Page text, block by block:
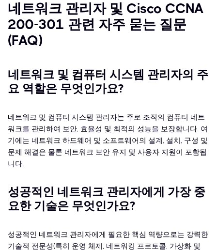
네트워크 관리자 및 Cisco CCNA
200-301 관련 자주 묻는 질문
(FAQ)
네트워크 및 컴퓨터 시스템 관리자의 주
요 역할은 무엇인가요?
네트워크 및 컴퓨터 시스템 관리자는 주로 조직의 컴퓨터 네트
워크를 관리하여 보안, 효율성 및 최적의 성능을 보장합니다. 여
기에는 네트워크 하드웨어 및 소프트웨어의 설계, 설치, 구성 및
문제 해결은 물론 네트워크 보안 유지 및 사용자 지원이 포함됩
니다.
성공적인 네트워크 관리자에게 가장 중
요한 기술은 무엇인가요?
성공적인 네트워크 관리자에게 필요한 핵심 역량으로는 강력한
기술적 전문성(특히 운영 체제, 네트워킹 프로토콜, 가상화 및